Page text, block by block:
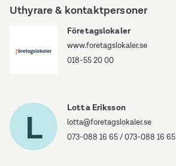
Uthyrare & kontaktpersoner
Företagslokaler
www.foretagslokaler.se
018-55 20 00
L Lotta Eriksson
lotta@foretagslokaler.se
073-088 16 65/073-088 16 65